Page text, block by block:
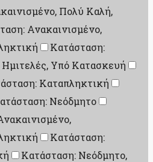
Πολύ Καλή,
Ανακαινισμένο,
Κατάσταση:
Υπό Κατασκευή
Καταπληκτική
Νεόδμητο
Κατάσταση:
Κατάσταση: Νεόδμητο,